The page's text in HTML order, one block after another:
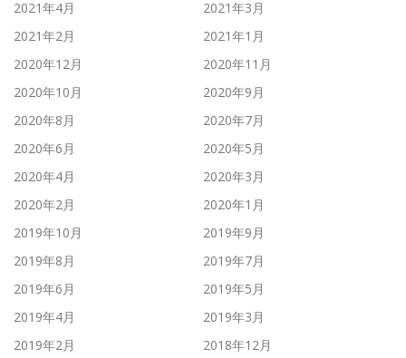
2021年4月
2021年3月
2021年2月
2021年1月
2020年12月
2020年11月
2020年10月
2020年9月
2020年8月
2020年7月
2020年6月
2020年5月
2020年4月
2020年3月
2020年2月
2020年1月
2019年10月
2019年9月
2019年8月
2019年7月
2019年6月
2019年5月
2019年4月
2019年3月
2019年2月
2018年12月